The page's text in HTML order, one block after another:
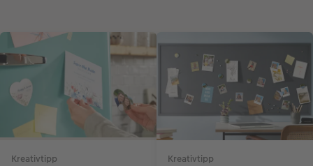
Kreativtipp Kreativtipp